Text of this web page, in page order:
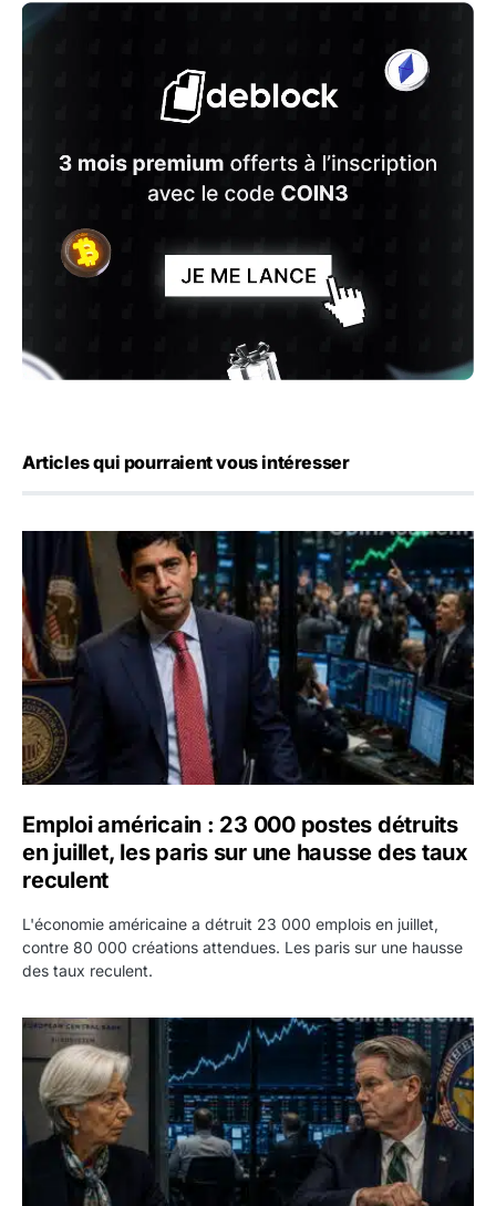
Articles qui pourraient vous intéresser
Emploi américain : 23 000 postes détruits en juillet, les
Emploi américain : 23 000 postes détruits
en juillet, les paris sur une hausse des taux
reculent
L'économie américaine a détruit 23 000 emplois en juillet,
contre 80 000 créations attendues. Les paris sur une hausse
des taux reculent.
Yen : Washington a vendu des euros sans prévenir la